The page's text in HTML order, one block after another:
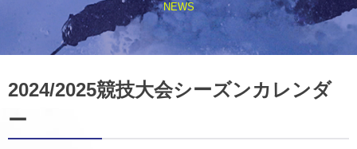
NEWS
2024/2025競技大会シーズンカレンダ
ー